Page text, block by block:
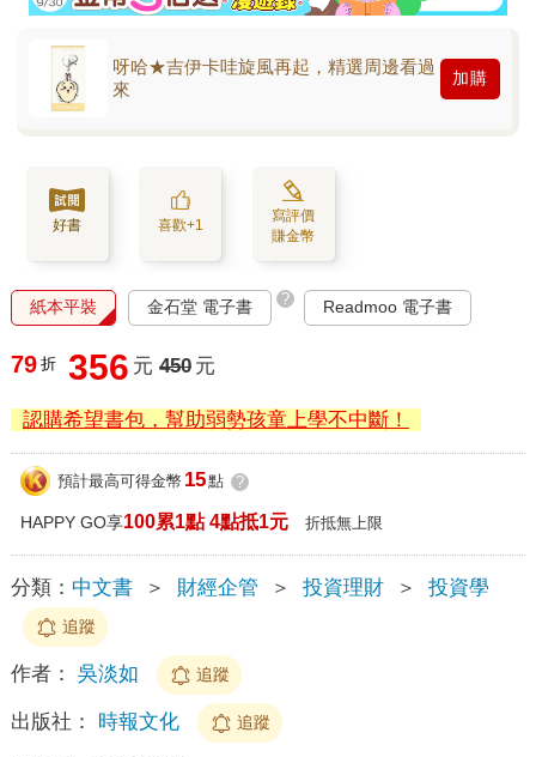
呀哈★吉伊卡哇旋風再起，精選周邊看過
來
加購
好書 喜歡+1
寫評價
賺金幣
紙本平裝 金石堂 電子書 ? Readmoo 電子書
79 折 356 元 450 元
認購希望書包，幫助弱勢孩童上學不中斷！
預計最高可得金幣 15點 ?
HAPPY GO享100累1點 4點抵1元 折抵無上限
分類： 中文書 ＞ 財經企管 ＞ 投資理財 ＞ 投資學
追蹤
作者： 吳淡如 追蹤
出版社： 時報文化 追蹤